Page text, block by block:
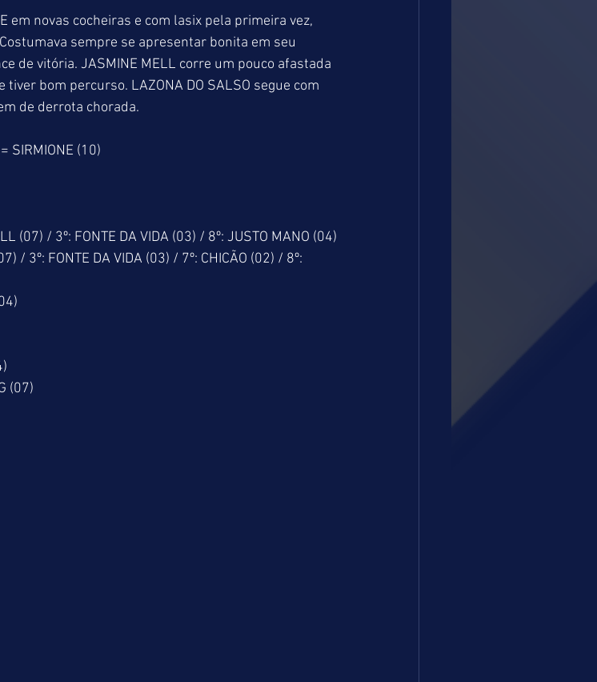
em novas cocheiras e com lasix pela primeira vez,
sempre se apresentar bonita em seu
de vitória. JASMINE MELL corre um pouco afastada
bom percurso. LAZONA DO SALSO segue com
de derrota chorada.
SIRMIONE (10)
(07) / 3º: FONTE DA VIDA (03) / 8º: JUSTO MANO (04)
/ 3º: FONTE DA VIDA (03) / 7º: CHICÃO (02) / 8º:
(07)